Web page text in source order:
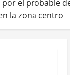
el probable
la zona centro